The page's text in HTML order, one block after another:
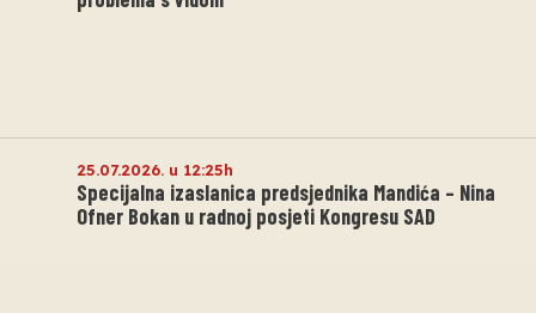
25.07.2026. u 12:25h
Specijalna izaslanica predsjednika Mandića – Nina
Ofner Bokan u radnoj posjeti Kongresu SAD